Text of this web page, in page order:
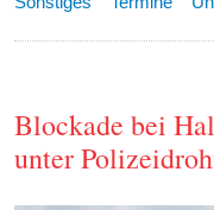
Blockade bei
unter